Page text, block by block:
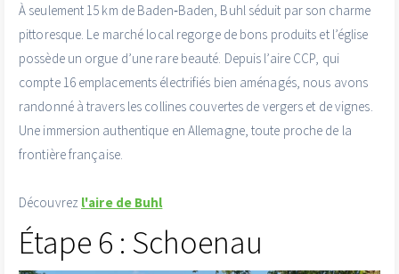
À seulement 15 km de Baden‑Baden, Buhl séduit par son charme
pittoresque. Le marché local regorge de bons produits et l’église
possède un orgue d’une rare beauté. Depuis l’aire CCP, qui
compte 16 emplacements électrifiés bien aménagés, nous avons
randonné à travers les collines couvertes de vergers et de vignes.
Une immersion authentique en Allemagne, toute proche de la
frontière française.
Découvrez l'aire de Buhl
Étape 6 : Schoenau